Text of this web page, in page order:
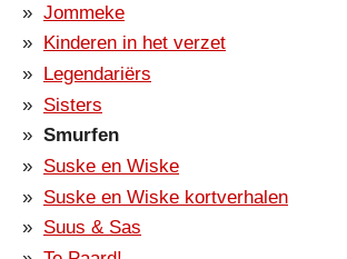
Jommeke
Kinderen in het verzet
Legendariërs
Sisters
Smurfen
Suske en Wiske
Suske en Wiske kortverhalen
Suus & Sas